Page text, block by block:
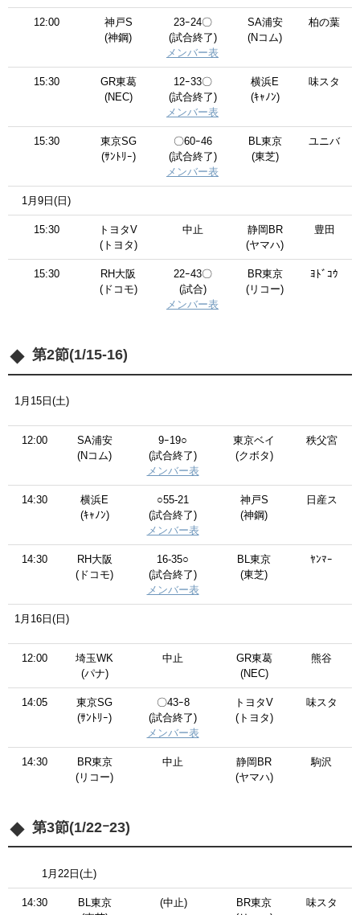
12:00
神戸S
(神鋼)
23ｰ24〇
(試合終了)
メンバー表
SA浦安
(Nコム)
柏の葉
15:30
GR東葛
(NEC)
12ｰ33〇
(試合終了)
メンバー表
横浜E
(ｷｬﾉﾝ)
味スタ
15:30
東京SG
(ｻﾝﾄﾘｰ)
〇60ｰ46
(試合終了)
メンバー表
BL東京
(東芝)
ユニバ
1月9日(日)
15:30
トヨタV
(トヨタ)
中止
静岡BR
(ヤマハ)
豊田
15:30
RH大阪
(ドコモ)
22ｰ43〇
(試合)
メンバー表
BR東京
(リコー)
ﾖﾄﾞｺｳ
第2節(1/15-16)
1月15日(土)
12:00
SA浦安
(Nコム)
9ｰ19○
(試合終了)
メンバー表
東京ベイ
(クボタ)
秩父宮
14:30
横浜E
(ｷｬﾉﾝ)
○55-21
(試合終了)
メンバー表
神戸S
(神鋼)
日産ス
14:30
RH大阪
(ドコモ)
16-35○
(試合終了)
メンバー表
BL東京
(東芝)
ﾔﾝﾏｰ
1月16日(日)
12:00
埼玉WK
(パナ)
中止
GR東葛
(NEC)
熊谷
14:05
東京SG
(ｻﾝﾄﾘｰ)
〇43ｰ8
(試合終了)
メンバー表
トヨタV
(トヨタ)
味スタ
14:30
BR東京
(リコー)
中止
静岡BR
(ヤマハ)
駒沢
第3節(1/22ｰ23)
1月22日(土)
14:30
BL東京
(中止)
BR東京
味スタ